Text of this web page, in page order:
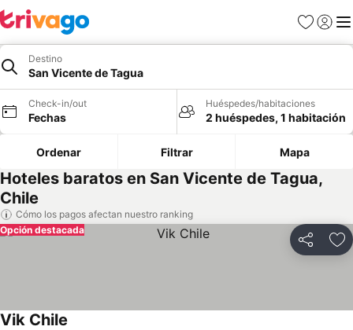
Favoritos
Iniciar
Destino
San Vicente de Tagua
Check-in/out
Fechas
Huéspedes/habitaciones
2 huéspedes, 1 habitación
Ordenar Filtrar Mapa
Hoteles baratos en San Vicente de Tagua,
Chile
Cómo los pagos afectan nuestro ranking
Compartir
Opción destacada
Vik Chile